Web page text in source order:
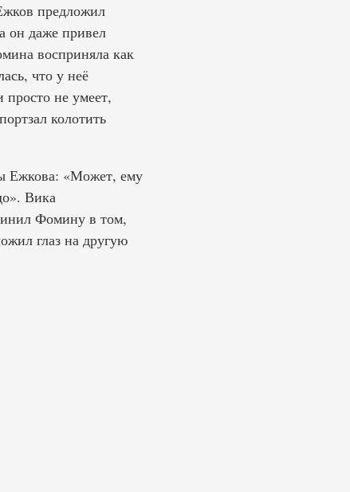
предложил
он даже привел
восприняла как
что у неё
просто не умеет,
колотить
Ежкова: «Может, ему
Вика
Фомину в том,
глаз на другую